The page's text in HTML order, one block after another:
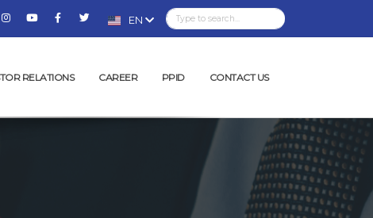
EN
RELATIONS CAREER PPID CONTACT US